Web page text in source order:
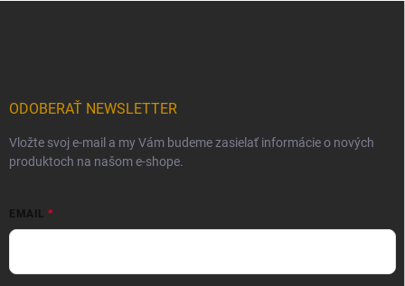
ODOBERAŤ NEWSLETTER
Vložte svoj e-mail a my Vám budeme zasielať informácie o nových
produktoch na našom e-shope.
EMAIL